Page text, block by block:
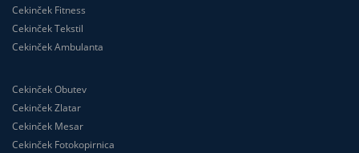
Cekinček Fitness
Cekinček Tekstil
Cekinček Ambulanta
Cekinček Obutev
Cekinček Zlatar
Cekinček Mesar
Cekinček Fotokopirnica